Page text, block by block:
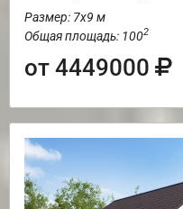
Размер: 7х9 м
Общая площадь: 1002
от 4449000